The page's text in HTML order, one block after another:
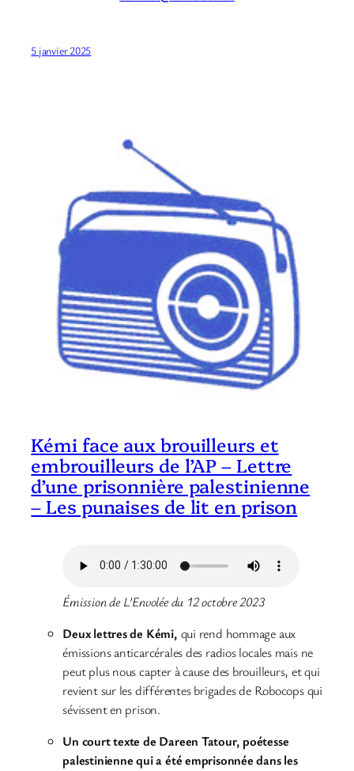
5 janvier 2025
Kémi face aux brouilleurs et
embrouilleurs de l’AP – Lettre
d’une prisonnière palestinienne
– Les punaises de lit en prison
Émission de L’Envolée du 12 octobre 2023
Deux lettres de Kémi, qui rend hommage aux
émissions anticarcérales des radios locales mais ne
peut plus nous capter à cause des brouilleurs, et qui
revient sur les différentes brigades de Robocops qui
sévissent en prison.
Un court texte de Dareen Tatour, poétesse
palestinienne qui a été emprisonnée dans les